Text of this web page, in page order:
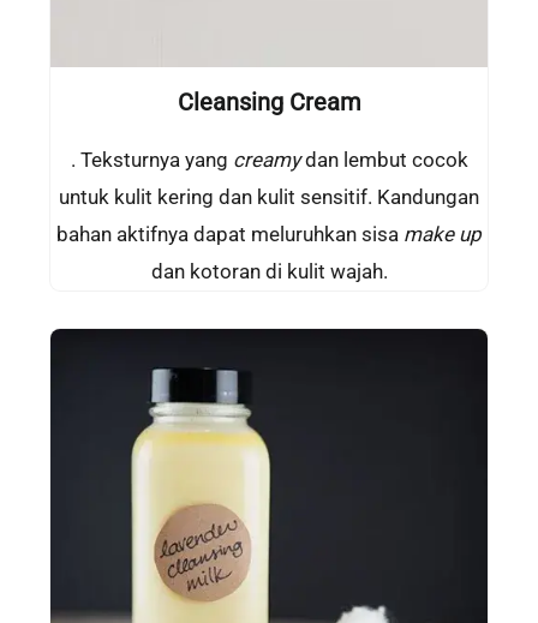
Cleansing Cream
. Teksturnya yang creamydan lembut cocok
untuk kulit kering dan kulit sensitif. Kandungan
bahan aktifnya dapat meluruhkan sisa make up
dan kotoran di kulit wajah.